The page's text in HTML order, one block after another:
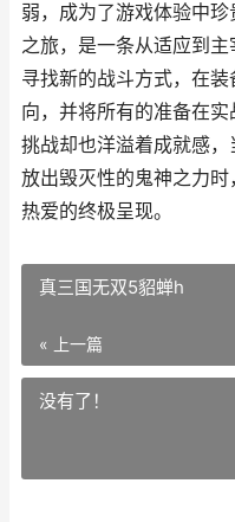
弱，成为了游戏体验中
之旅，是一条从适应到
寻找新的战斗方式，在
向，并将所有的准备在
挑战却也洋溢着成就感
放出毁灭性的鬼神之力
热爱的终极呈现。
真三国无双5貂蝉h
« 上一篇
没有了！